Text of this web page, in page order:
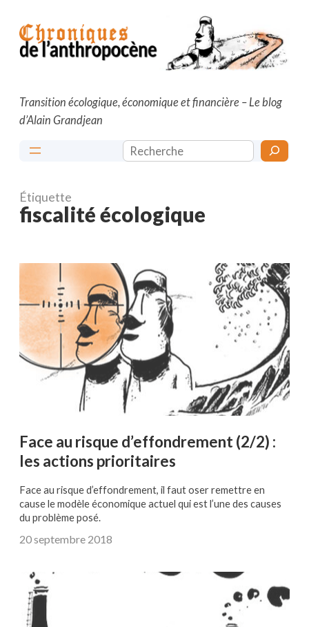
contenu
Transition écologique, économique et financière – Le blog
d’Alain Grandjean
Rechercher
Étiquette
fiscalité écologique
Face au risque d’effondrement (2/2) :
les actions prioritaires
Face au risque d’effondrement, il faut oser remettre en
cause le modèle économique actuel qui est l’une des causes
du problème posé.
20 septembre 2018